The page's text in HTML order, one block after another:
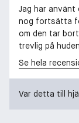
Jag har använt
nog fortsätta
om den tar
trevlig på
Se hela
Var detta till